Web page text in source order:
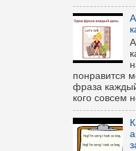
понравится
фраза
кого совсем